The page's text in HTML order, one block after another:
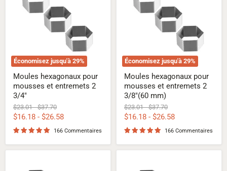
Économisez jusqu'à 29%
Moules hexagonaux pour
mousses et entremets 2
3/4"
Prix
d'origine
$23.01-Prix
d'origine
$37.70
$16.18 - $26.58
166 Commentaires
Économisez jusqu'à 29%
Moules hexagonaux pour
mousses et entremets 2
3/8"(60 mm)
Prix
d'origine
$23.01-Prix
d'origine
$37.70
$16.18 - $26.58
166 Commentaires